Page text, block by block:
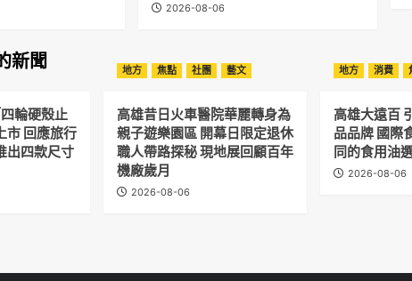
2026-08-06
新聞
輪硬殼止
市 回應旅行
出四款尺寸
地方 焦點 社團 藝文
高雄昔日火車醫院華麗轉身為
親子遊樂園區 開幕日限定退休
職人帶路探秘 現地展回顧百年
機廠歲月
2026-08-06
地方 消費
高雄大遠百
品品牌 國際
同的食用油
2026-08-06